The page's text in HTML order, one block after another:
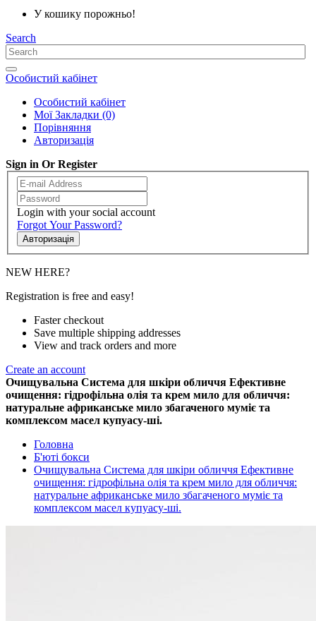
У кошику порожньо!
Search
Особистий кабінет
Особистий кабінет
Мої Закладки (0)
Порівняння
Авторизація
Sign in Or Register
Login with your social account
Forgot Your Password?
Авторизація
NEW HERE?
Registration is free and easy!
Faster checkout
Save multiple shipping addresses
View and track orders and more
Create an account
Очищувальна Система для шкіри обличчя Ефективне
очищення: гідрофільна олія та крем мило для обличчя:
натуральне африканське мило збагаченого муміє та
комплексом масел купуасу-ші.
Головна
Б'юті бокси
Очищувальна Система для шкіри обличчя Ефективне
очищення: гідрофільна олія та крем мило для обличчя:
натуральне африканське мило збагаченого муміє та
комплексом масел купуасу-ші.